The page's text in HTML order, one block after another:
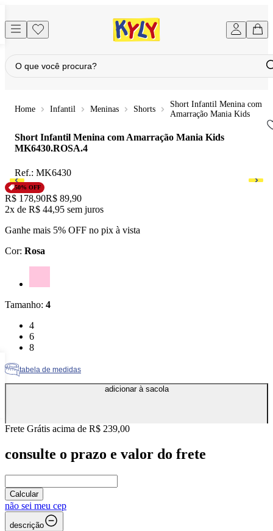
Infantil Meninas Shorts
Short Infantil Menina com
Amarração Mania Kids
Short Infantil Menina com Amarração Mania Kids
MK6430.ROSA.4
Ref.: MK6430
50% OFF
Original price:
R$ 178,90Price:
R$ 89,90
2x de R$ 44,95 sem juros
Ganhe mais 5% OFF no pix à vista
Cor: Rosa
Tamanho: 4
Tamanho: 4
4
Tamanho: 6
6
Tamanho: 8
8
tabela de medidas
adicionar à sacola
Frete Grátis acima de R$ 239,00
consulte o prazo e valor do frete
Calcular
não sei meu cep
descrição